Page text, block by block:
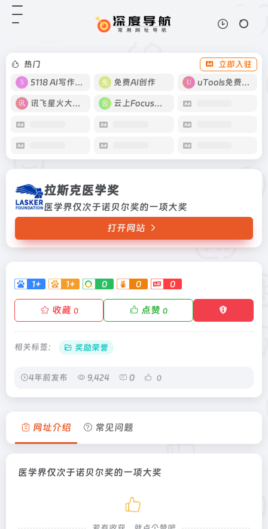
热门
立即入驻
5118 AI写作工具
免费AI创作 uTools免费工具箱
讯飞星火大模型 云上Focus接码
拉斯克医学奖
医学界仅次于诺贝尔奖的一项大奖
打开网站
1+ 1+ 0 0 0
收藏 0 点赞 0
相关标签： 奖励荣誉
4年前发布 9,424 0 0
网址介绍 常见问题
医学界仅次于诺贝尔奖的一项大奖